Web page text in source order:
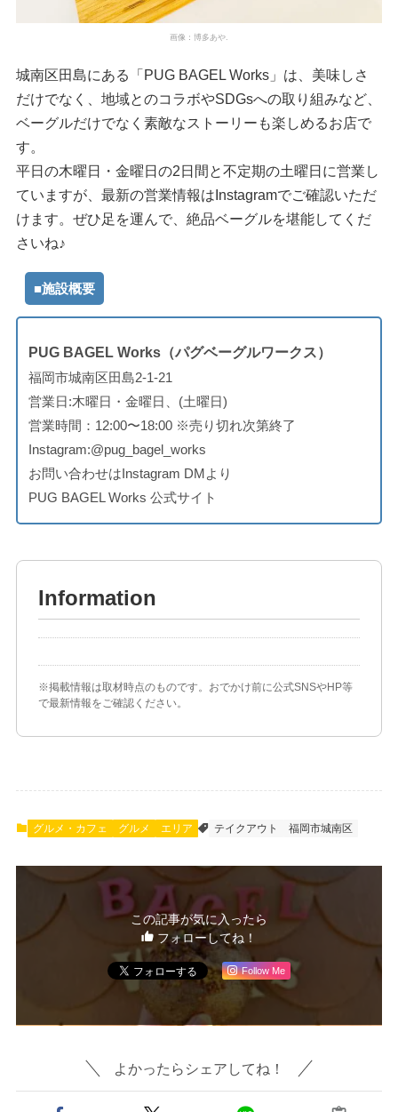
画像：博多あや.
城南区田島にある「PUG BAGEL Works」は、美味しさ
だけでなく、地域とのコラボやSDGsへの取り組みなど、
ベーグルだけでなく素敵なストーリーも楽しめるお店で
す。
平日の木曜日・金曜日の2日間と不定期の土曜日に営業し
ていますが、最新の営業情報はInstagramでご確認いただ
けます。ぜひ足を運んで、絶品ベーグルを堪能してくだ
さいね♪
■施設概要
PUG BAGEL Works（パグベーグルワークス）
福岡市城南区田島2-1-21
営業日:木曜日・金曜日、(土曜日)
営業時間：12:00〜18:00 ※売り切れ次第終了
Instagram:@pug_bagel_works
お問い合わせはInstagram DMより
PUG BAGEL Works 公式サイト
Information
※掲載情報は取材時点のものです。おでかけ前に公式SNSやHP等
で最新情報をご確認ください。
グルメ・カフェ グルメ エリア テイクアウト 福岡市城南区
この記事が気に入ったら
フォローしてね！
Follow Me
よかったらシェアしてね！